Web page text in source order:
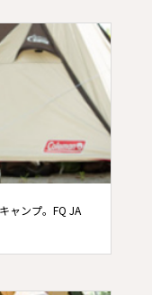
ャンプ。FQ JA